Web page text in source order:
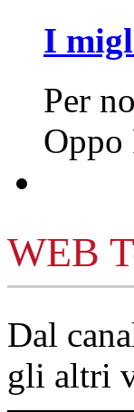
I
Per
WEB
Dal
gli altri